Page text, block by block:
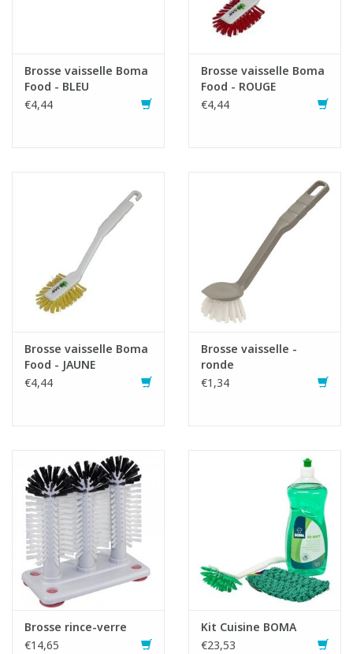
Brosse vaisselle Boma
Food - BLEU
€4,44
Brosse vaisselle Boma
Food - ROUGE
€4,44
Brosse vaisselle Boma
Food - JAUNE
€4,44
Brosse vaisselle -
ronde
€1,34
Brosse rince-verre
€14,65
Kit Cuisine BOMA
€23,53